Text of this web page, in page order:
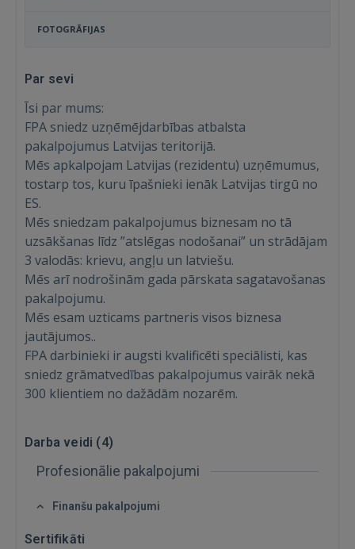
Ienākt
IENĀKT
FACEBOOK
FOTOGRĀFIJAS
Par sevi
Īsi par mums:
FPA sniedz uzņēmējdarbības atbalsta
pakalpojumus Latvijas teritorijā.
Mēs apkalpojam Latvijas (rezidentu) uzņēmumus,
tostarp tos, kuru īpašnieki ienāk Latvijas tirgū no
ES.
Mēs sniedzam pakalpojumus biznesam no tā
uzsākšanas līdz ”atslēgas nodošanai” un strādājam
3 valodās: krievu, angļu un latviešu.
Mēs arī nodrošinām gada pārskata sagatavošanas
pakalpojumu.
Mēs esam uzticams partneris visos biznesa
jautājumos..
FPA darbinieki ir augsti kvalificēti speciālisti, kas
sniedz grāmatvedības pakalpojumus vairāk nekā
300 klientiem no dažādām nozarēm.
Darba veidi (4)
Profesionālie pakalpojumi
Finanšu pakalpojumi
Sertifikāti